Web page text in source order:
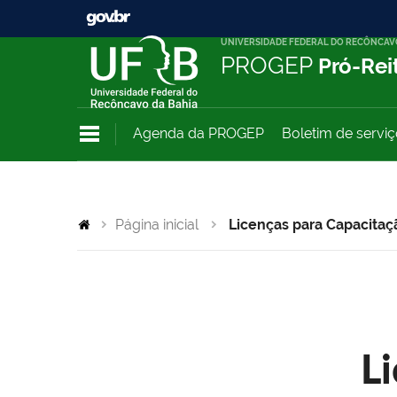
UNIVERSIDADE FEDERAL DO
PROGEP Pró-
Agenda da PROGEP Boletim de
Página inicial Licenças para